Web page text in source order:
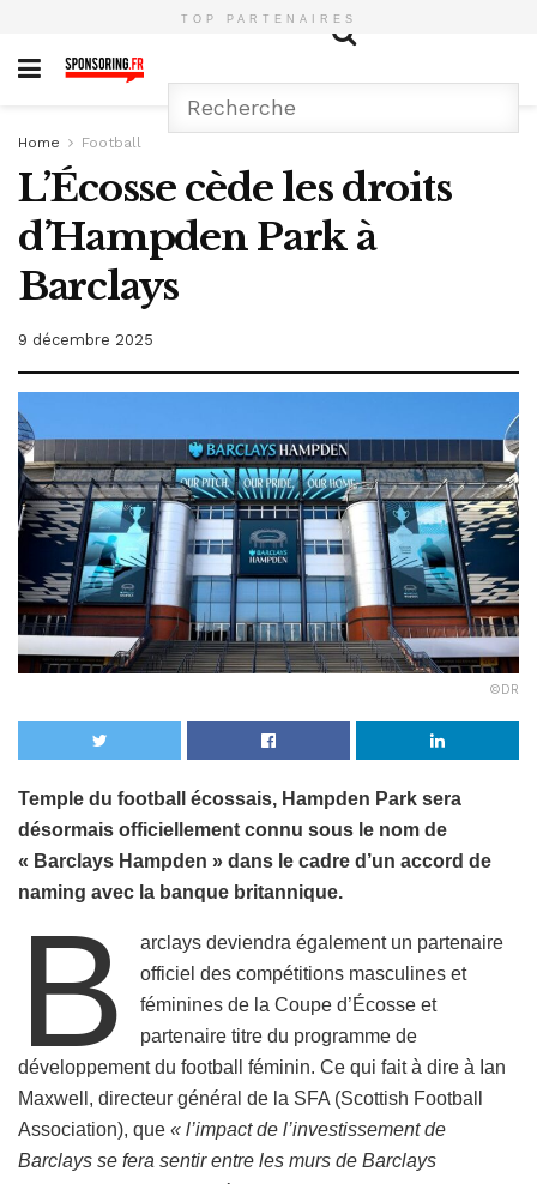
TOP PARTENAIRES
Home Football
L’Écosse cède les droits
d’Hampden Park à
Barclays
9 décembre 2025
©DR
Temple du football écossais, Hampden Park sera
désormais officiellement connu sous le nom de
« Barclays Hampden » dans le cadre d’un accord de
naming avec la banque britannique.
B
arclays deviendra également un partenaire
officiel des compétitions masculines et
féminines de la Coupe d’Écosse et
partenaire titre du programme de
développement du football féminin. Ce qui fait à dire à Ian
Maxwell, directeur général de la SFA (Scottish Football
Association), que « l’impact de l’investissement de
Barclays se fera sentir entre les murs de Barclays